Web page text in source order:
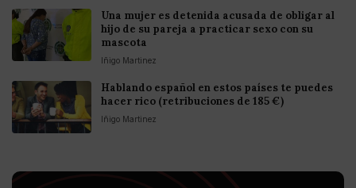
Una mujer es detenida acusada de obligar al
hijo de su pareja a practicar sexo con su
mascota
Iñigo Martinez
Hablando español en estos países te puedes
hacer rico (retribuciones de 185 €)
Iñigo Martinez